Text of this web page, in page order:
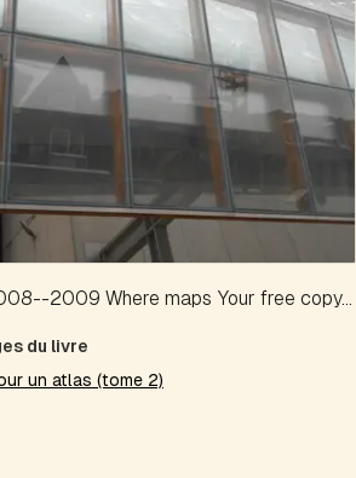
2009 Where maps Your free copy...
du livre
un atlas (tome 2)